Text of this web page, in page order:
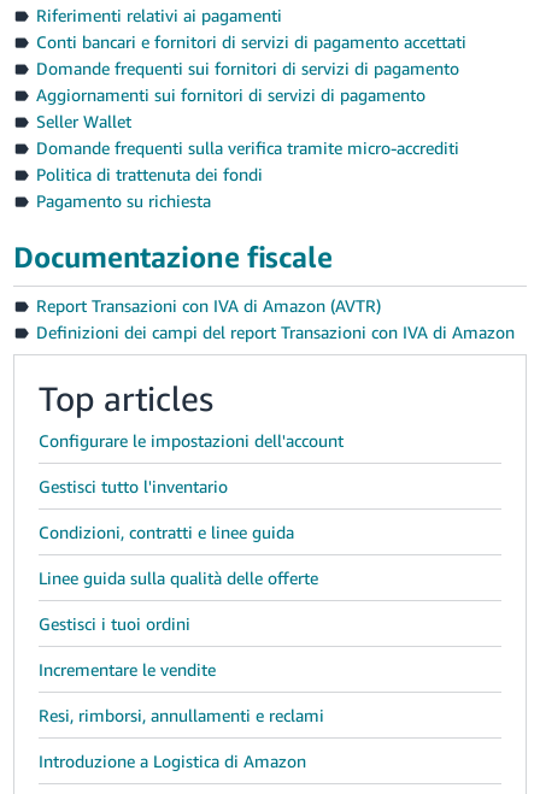
Riferimenti relativi ai pagamenti
Conti bancari e fornitori di servizi di pagamento accettati
Domande frequenti sui fornitori di servizi di pagamento
Aggiornamenti sui fornitori di servizi di pagamento
Seller Wallet
Domande frequenti sulla verifica tramite micro-accrediti
Politica di trattenuta dei fondi
Pagamento su richiesta
Documentazione fiscale
Report Transazioni con IVA di Amazon (AVTR)
Definizioni dei campi del report Transazioni con IVA di Amazon
Top articles
Configurare le impostazioni dell'account
Gestisci tutto l'inventario
Condizioni, contratti e linee guida
Linee guida sulla qualità delle offerte
Gestisci i tuoi ordini
Incrementare le vendite
Resi, rimborsi, annullamenti e reclami
Introduzione a Logistica di Amazon